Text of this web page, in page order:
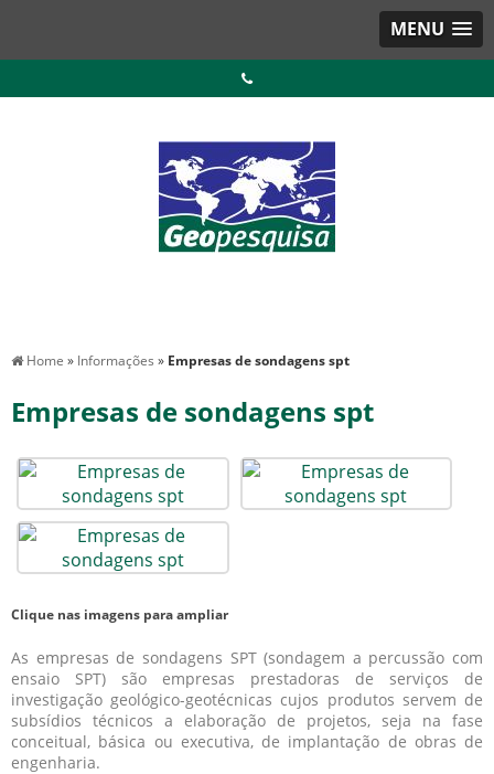
MENU
Home » Informações » Empresas de sondagens spt
Empresas de sondagens spt
Clique nas imagens para ampliar
As empresas de sondagens SPT (sondagem a percussão com
ensaio SPT) são empresas prestadoras de serviços de
investigação geológico-geotécnicas cujos produtos servem de
subsídios técnicos a elaboração de projetos, seja na fase
conceitual, básica ou executiva, de implantação de obras de
engenharia.